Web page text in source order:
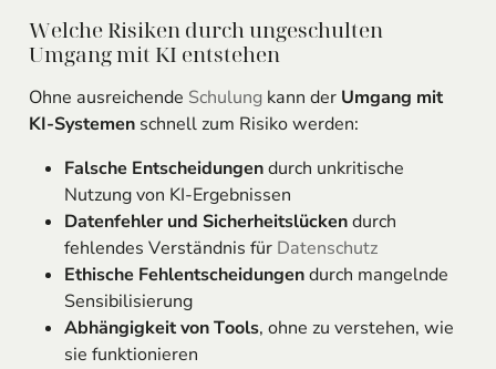
Welche Risiken durch ungeschulten
Umgang mit KI entstehen
Ohne ausreichende Schulungkann der Umgang mit
KI-Systemenschnell zum Risiko werden:
Falsche Entscheidungendurch unkritische
Nutzung von KI-Ergebnissen
Datenfehler und Sicherheitslückendurch
fehlendes Verständnis für Datenschutz
Ethische Fehlentscheidungendurch mangelnde
Sensibilisierung
Abhängigkeit von Tools, ohne zu verstehen, wie
sie funktionieren